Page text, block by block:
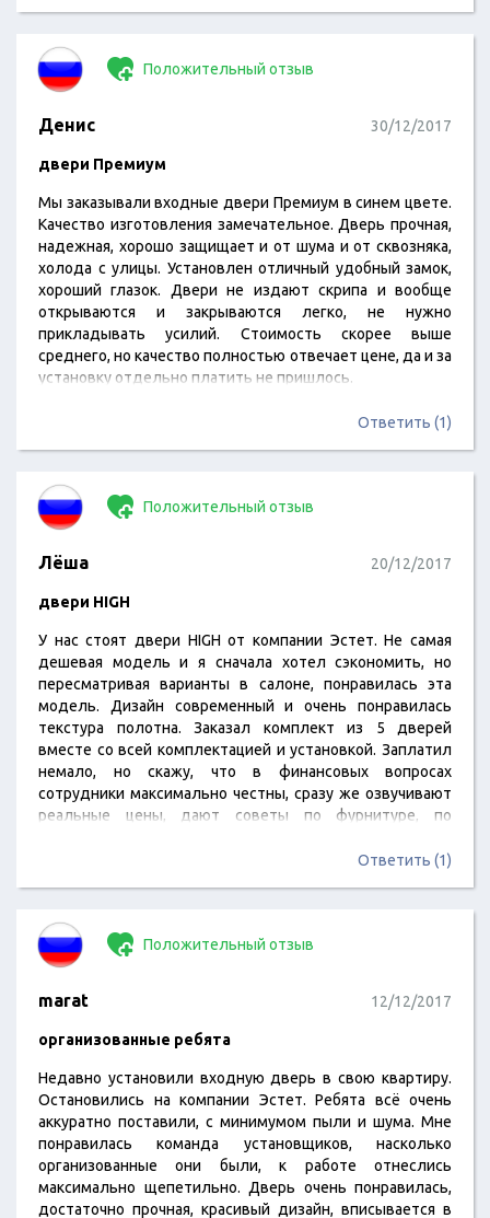
Положительный отзыв
Денис 30/12/2017
двери Премиум
Мы заказывали входные двери Премиум в синем цвете.
Качество изготовления замечательное. Дверь прочная,
надежная, хорошо защищает и от шума и от сквозняка,
холода с улицы. Установлен отличный удобный замок,
хороший глазок. Двери не издают скрипа и вообще
открываются и закрываются легко, не нужно
прикладывать усилий. Стоимость скорее выше
среднего, но качество полностью отвечает цене, да и за
установку отдельно платить не пришлось.
Ответить (1)
Положительный отзыв
Лёша 20/12/2017
двери HIGH
У нас стоят двери HIGH от компании Эстет. Не самая
дешевая модель и я сначала хотел сэкономить, но
пересматривая варианты в салоне, понравилась эта
модель. Дизайн современный и очень понравилась
текстура полотна. Заказал комплект из 5 дверей
вместе со всей комплектацией и установкой. Заплатил
немало, но скажу, что в финансовых вопросах
сотрудники максимально честны, сразу же озвучивают
реальные цены, дают советы по фурнитуре, по
Ответить (1)
Положительный отзыв
marat 12/12/2017
организованные ребята
Недавно установили входную дверь в свою квартиру.
Остановились на компании Эстет. Ребята всё очень
аккуратно поставили, с минимумом пыли и шума. Мне
понравилась команда установщиков, насколько
организованные они были, к работе отнеслись
максимально щепетильно. Дверь очень понравилась,
достаточно прочная, красивый дизайн, вписывается в